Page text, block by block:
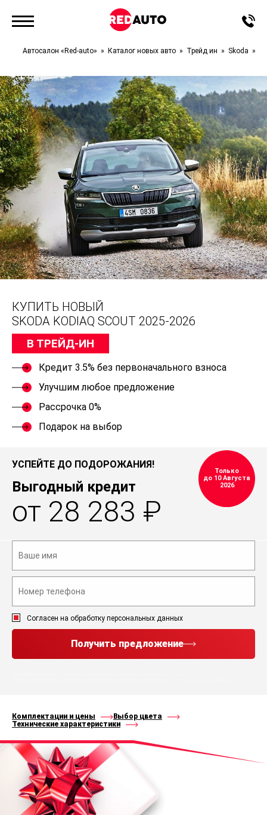
Автосалон «Red-auto» Каталог новых авто Трейд ин Skoda
КУПИТЬ НОВЫЙ
SKODA KODIAQ SCOUT 2025-2026
В ТРЕЙД-ИН
Кредит 3.5% без первоначального взноса
Улучшим любое предложение
Рассрочка 0%
Подарок на выбор
УСПЕЙТЕ ДО ПОДОРОЖАНИЯ!
Выгодный кредит
от 28 283 ₽
Только
до 10 Августа
2026
Согласен на обработку персональных данных
Получить предложение
Комплектации и цены
Выбор цвета
Технические характеристики